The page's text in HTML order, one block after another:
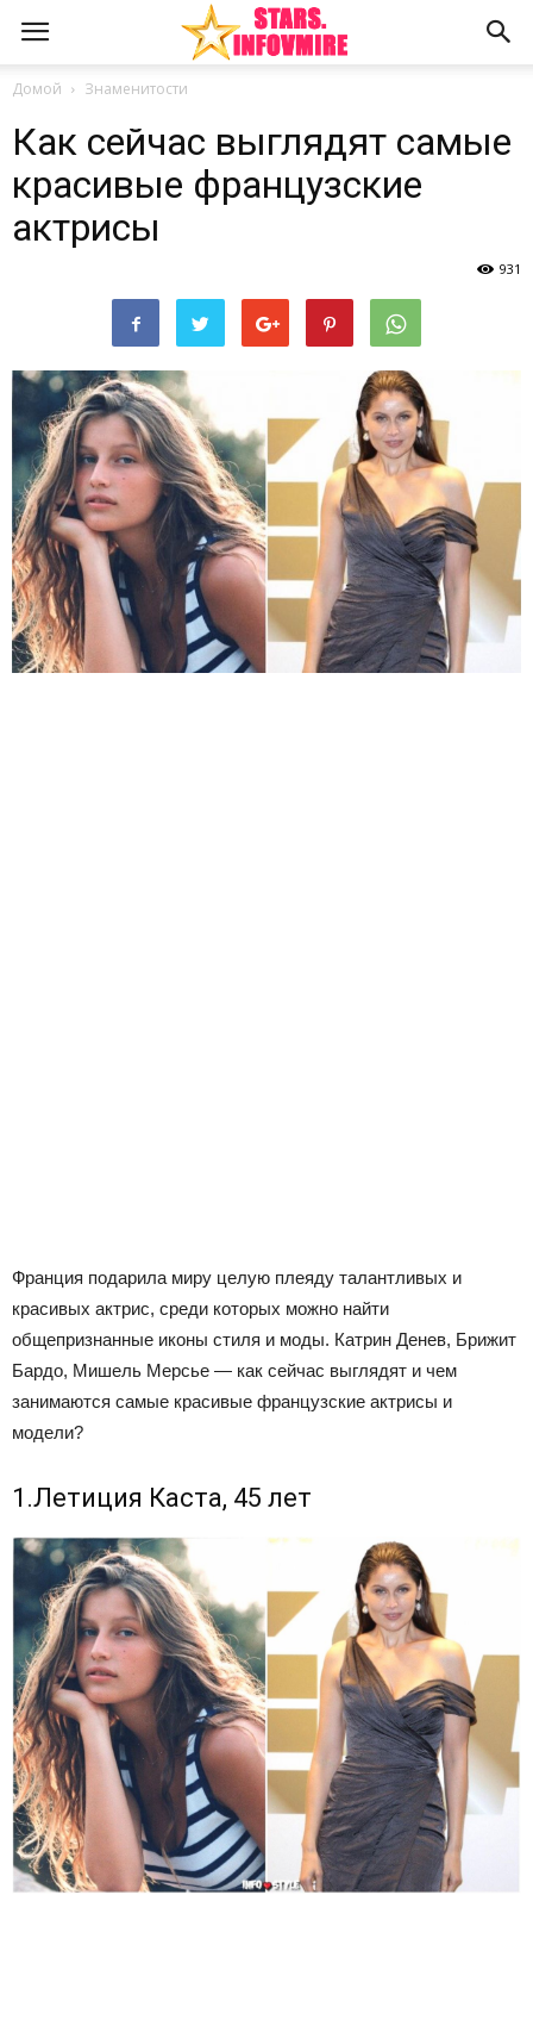
Домой Знаменитости
Как сейчас выглядят самые
красивые французские
актрисы
931
Франция подарила миру целую плеяду талантливых и
красивых актрис, среди которых можно найти
общепризнанные иконы стиля и моды. Катрин Денев, Брижит
Бардо, Мишель Мерсье — как сейчас выглядят и чем
занимаются самые красивые французские актрисы и
модели?
1.Летиция Каста, 45 лет